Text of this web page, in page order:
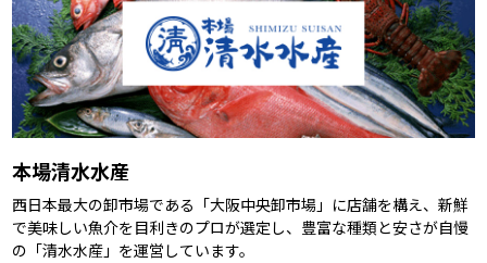
本場清水水産
西日本最大の卸市場である「大阪中央卸市場」に店舗を構え、新鮮
で美味しい魚介を目利きのプロが選定し、豊富な種類と安さが自慢
の「清水水産」を運営しています。